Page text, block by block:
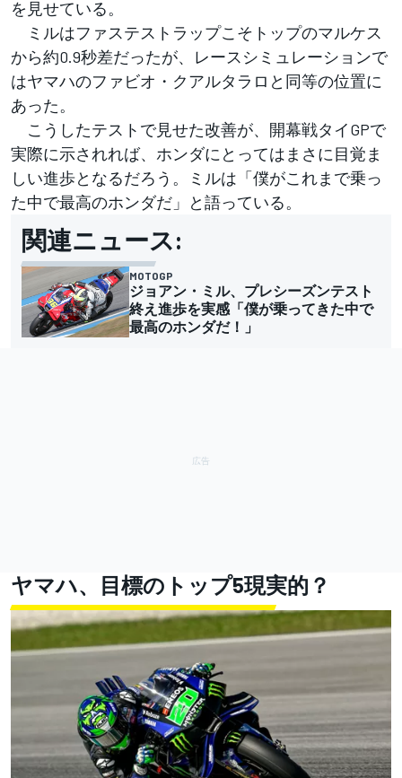
を見せている。
ミルはファステストラップこそトップのマルケス
から約0.9秒差だったが、レースシミュレーションで
はヤマハのファビオ・クアルタラロと同等の位置に
あった。
こうしたテストで見せた改善が、開幕戦タイGPで
実際に示されれば、ホンダにとってはまさに目覚ま
しい進歩となるだろう。ミルは「僕がこれまで乗っ
た中で最高のホンダだ」と語っている。
関連ニュース:
MOTOGP
ジョアン・ミル、プレシーズンテスト
終え進歩を実感「僕が乗ってきた中で
最高のホンダだ！」
ヤマハ、目標のトップ5現実的？